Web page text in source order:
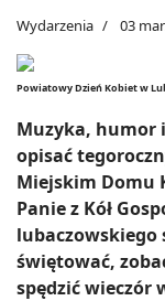
Wydarzenia 03
Powiatowy Dzień Kobiet w
Muzyka, humor
opisać
Miejskim Domu
Panie z Kół
lubaczowskiego
świętować,
spędzić wieczór